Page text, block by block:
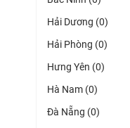
Hải Dương (0)
Hải Phòng (0)
Hưng Yên (0)
Hà Nam (0)
Đà Nẵng (0)